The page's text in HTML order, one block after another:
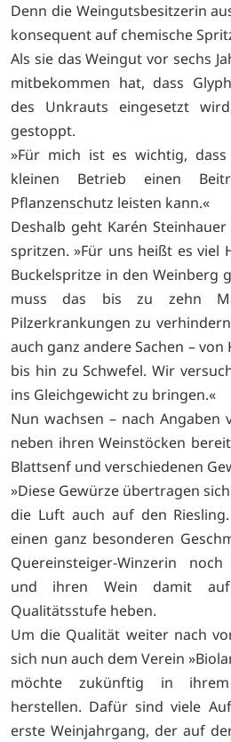
Denn die Weingutsbesitzerin
konsequent auf chemische
Als sie das Weingut vor sechs
mitbekommen hat, dass
des Unkrauts eingesetzt
gestoppt.
»Für mich ist es wichtig,
kleinen Betrieb einen
Pflanzenschutz leisten kann.«
Deshalb geht Karén
spritzen. »Für uns heißt es viel
Buckelspritze in den Weinberg
muss das bis zu zehn
Pilzerkrankungen zu
auch ganz andere Sachen –
bis hin zu Schwefel. Wir
ins Gleichgewicht zu bringen.«
Nun wachsen – nach Angaben
neben ihren Weinstöcken
Blattsenf und verschiedenen
»Diese Gewürze übertragen
die Luft auch auf den
einen ganz besonderen
Quereinsteiger-Winzerin
und ihren Wein damit
Qualitätsstufe heben.
Um die Qualität weiter nach
sich nun auch dem Verein
möchte zukünftig in ihrem
herstellen. Dafür sind viele
erste Weinjahrgang, der auf